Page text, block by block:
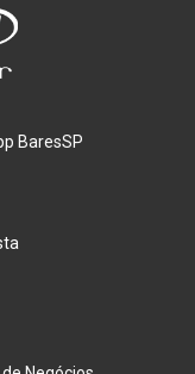
BaresSP